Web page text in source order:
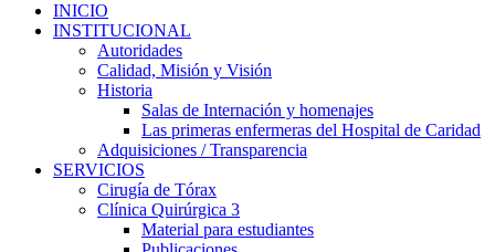
INICIO
INSTITUCIONAL
Autoridades
Calidad, Misión y Visión
Historia
Salas de Internación y homenajes
Las primeras enfermeras del Hospital de Caridad
Adquisiciones / Transparencia
SERVICIOS
Cirugía de Tórax
Clínica Quirúrgica 3
Material para estudiantes